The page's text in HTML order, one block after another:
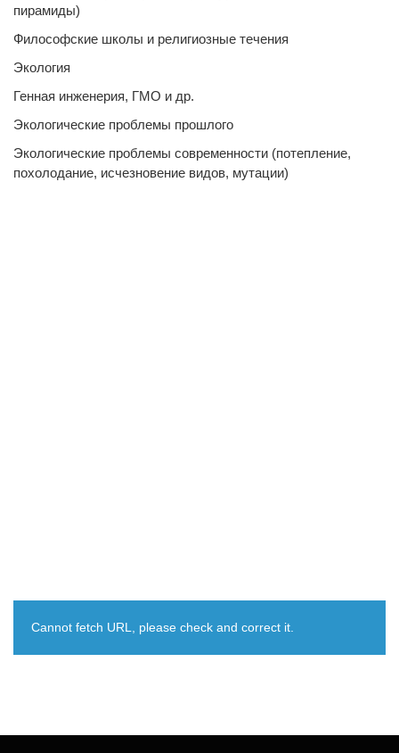
пирамиды)
Философские школы и религиозные течения
Экология
Генная инженерия, ГМО и др.
Экологические проблемы прошлого
Экологические проблемы современности (потепление,
похолодание, исчезновение видов, мутации)
Cannot fetch URL, please check and correct it.